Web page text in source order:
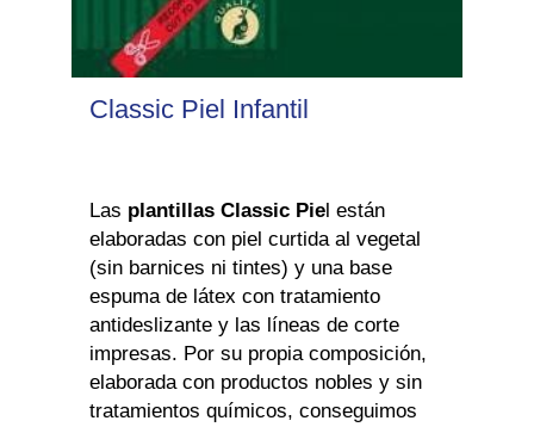
Classic Piel Infantil
Las plantillas Classic Pie l están
elaboradas con piel curtida al vegetal
(sin barnices ni tintes) y una base
espuma de látex con tratamiento
antideslizante y las líneas de corte
impresas. Por su propia composición,
elaborada con productos nobles y sin
tratamientos químicos, conseguimos